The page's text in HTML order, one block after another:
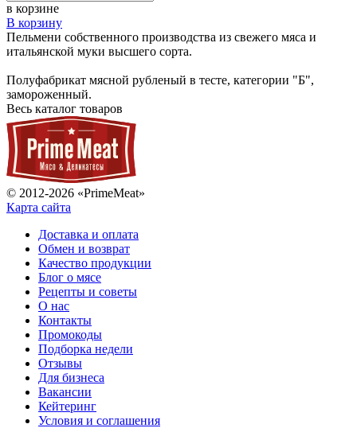
в корзине
В корзину
Пельмени собственного производства из свежего мяса и
итальянской муки высшего сорта.
Полуфабрикат мясной рубленый в тесте, категории "Б",
замороженный.
Весь каталог товаров
© 2012-2026 «PrimeMeat»
Карта сайта
Доставка и оплата
Обмен и возврат
Качество продукции
Блог о мясе
Рецепты и советы
О нас
Контакты
Промокоды
Подборка недели
Отзывы
Для бизнеса
Вакансии
Кейтеринг
Условия и соглашения